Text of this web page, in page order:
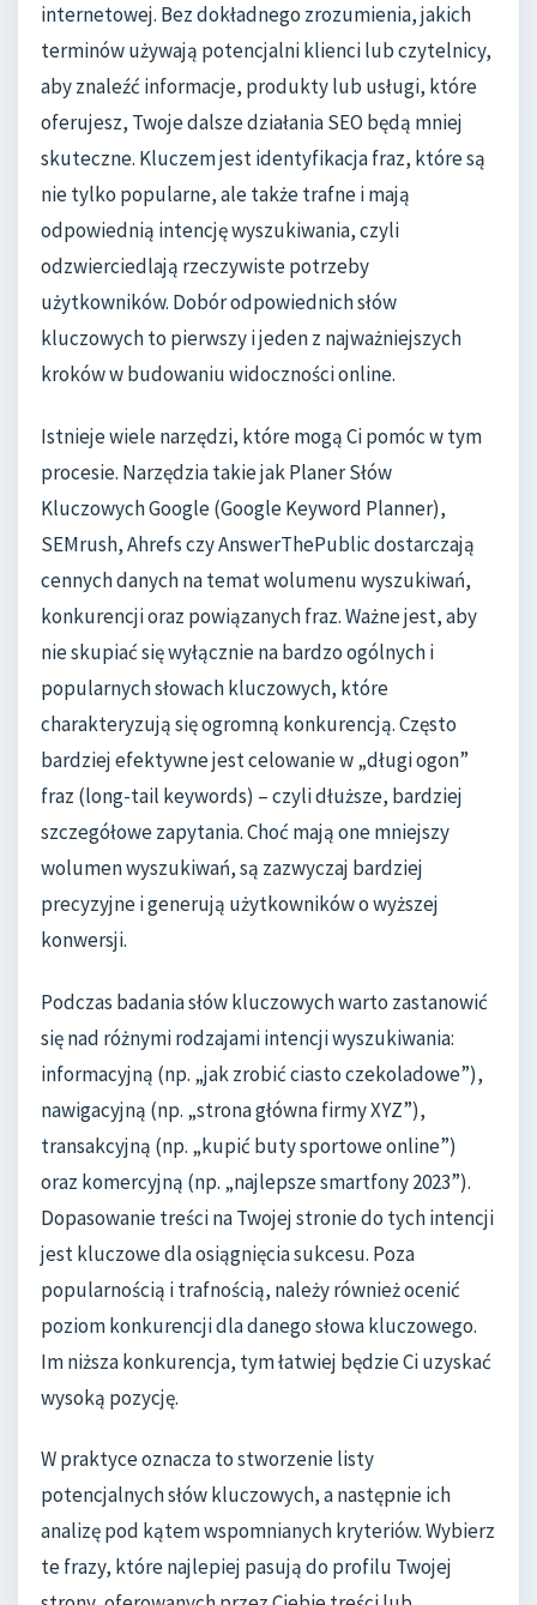
internetowej. Bez dokładnego zrozumienia, jakich
terminów używają potencjalni klienci lub czytelnicy,
aby znaleźć informacje, produkty lub usługi, które
oferujesz, Twoje dalsze działania SEO będą mniej
skuteczne. Kluczem jest identyfikacja fraz, które są
nie tylko popularne, ale także trafne i mają
odpowiednią intencję wyszukiwania, czyli
odzwierciedlają rzeczywiste potrzeby
użytkowników. Dobór odpowiednich słów
kluczowych to pierwszy i jeden z najważniejszych
kroków w budowaniu widoczności online.
Istnieje wiele narzędzi, które mogą Ci pomóc w tym
procesie. Narzędzia takie jak Planer Słów
Kluczowych Google (Google Keyword Planner),
SEMrush, Ahrefs czy AnswerThePublic dostarczają
cennych danych na temat wolumenu wyszukiwań,
konkurencji oraz powiązanych fraz. Ważne jest, aby
nie skupiać się wyłącznie na bardzo ogólnych i
popularnych słowach kluczowych, które
charakteryzują się ogromną konkurencją. Często
bardziej efektywne jest celowanie w „długi ogon”
fraz (long-tail keywords) – czyli dłuższe, bardziej
szczegółowe zapytania. Choć mają one mniejszy
wolumen wyszukiwań, są zazwyczaj bardziej
precyzyjne i generują użytkowników o wyższej
konwersji.
Podczas badania słów kluczowych warto zastanowić
się nad różnymi rodzajami intencji wyszukiwania:
informacyjną (np. „jak zrobić ciasto czekoladowe”),
nawigacyjną (np. „strona główna firmy XYZ”),
transakcyjną (np. „kupić buty sportowe online”)
oraz komercyjną (np. „najlepsze smartfony 2023”).
Dopasowanie treści na Twojej stronie do tych intencji
jest kluczowe dla osiągnięcia sukcesu. Poza
popularnością i trafnością, należy również ocenić
poziom konkurencji dla danego słowa kluczowego.
Im niższa konkurencja, tym łatwiej będzie Ci uzyskać
wysoką pozycję.
W praktyce oznacza to stworzenie listy
potencjalnych słów kluczowych, a następnie ich
analizę pod kątem wspomnianych kryteriów. Wybierz
te frazy, które najlepiej pasują do profilu Twojej